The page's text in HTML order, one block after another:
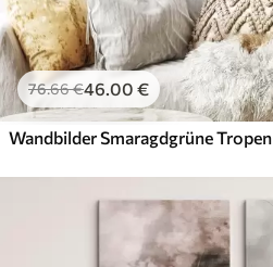
76.66€46.00 €
Wandbilder Smaragdgrüne Tropen